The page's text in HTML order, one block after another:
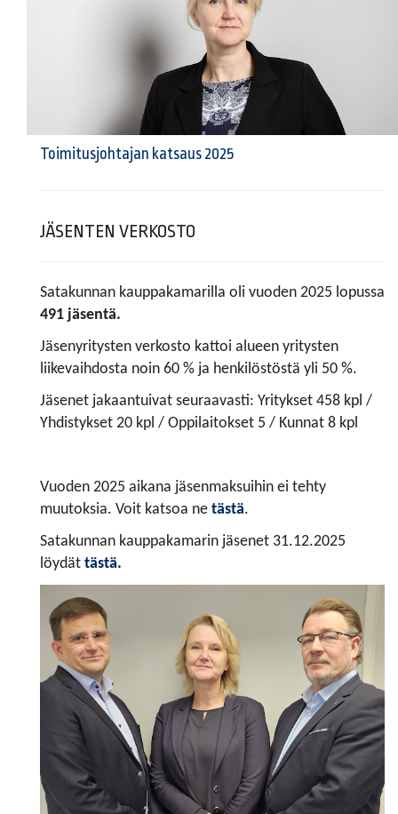
Toimitusjohtajan katsaus 2025
JÄSENTEN VERKOSTO
Satakunnan kauppakamarilla oli vuoden 2025 lopussa
491 jäsentä.
Jäsenyritysten verkosto kattoi alueen yritysten
liikevaihdosta noin 60 % ja henkilöstöstä yli 50 %.
Jäsenet jakaantuivat seuraavasti: Yritykset 458 kpl /
Yhdistykset 20 kpl / Oppilaitokset 5 / Kunnat 8 kpl​​​​​​​
Vuoden 2025 aikana jäsenmaksuihin ei tehty
muutoksia. Voit katsoa ne tästä.
Satakunnan kauppakamarin jäsenet 31.12.2025
löydät tästä.